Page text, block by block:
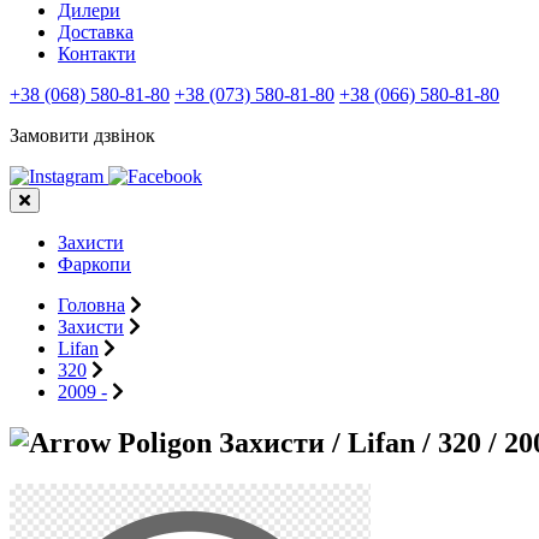
Дилери
Доставка
Контакти
+38 (068) 580-81-80 +38 (073) 580-81-80 +38 (066) 580-81-80
Замовити дзвінок
Захисти
Фаркопи
Головна
Захисти
Lifan
320
2009 -
Захисти / Lifan / 320 /